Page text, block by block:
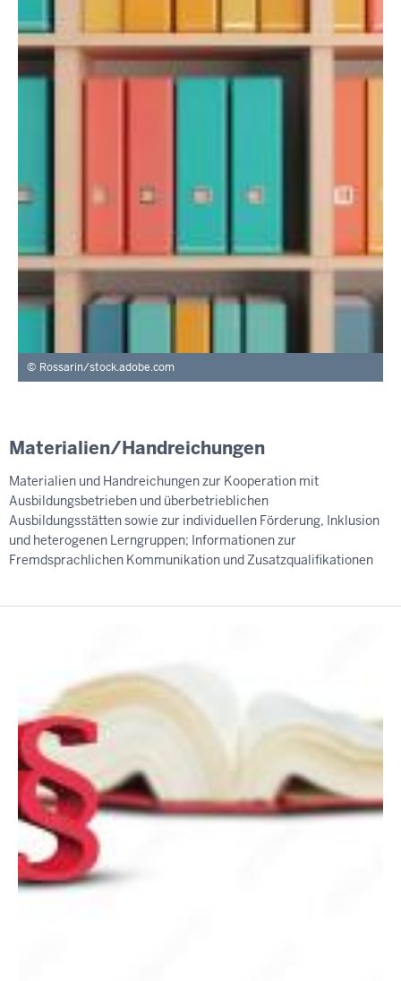
Rossarin/stock.adobe.com
Materialien/Handreichungen
Materialien und Handreichungen zur Kooperation mit
Ausbildungsbetrieben und überbetrieblichen
Ausbildungsstätten sowie zur individuellen Förderung, Inklusion
und heterogenen Lerngruppen; Informationen zur
Fremdsprachlichen Kommunikation und Zusatzqualifikationen